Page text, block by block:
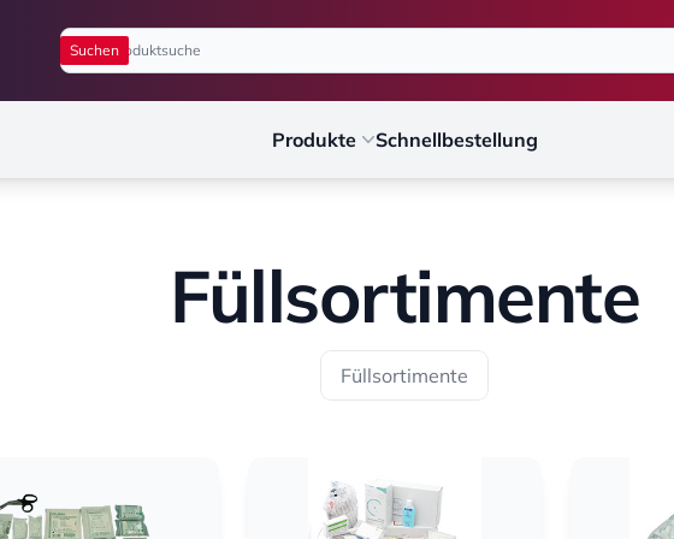
Produkte Schnellbestellung
Füllsortimente
Füllsortimente